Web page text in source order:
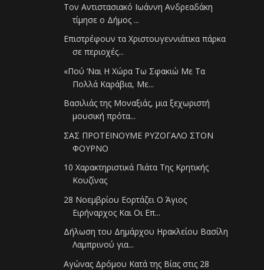
Τον Αντιστασιακό Ιωάννη Ανδρεαδάκη
τίμησε ο Δήμος ...
Επιστρέφουν τα Χριστουγεννιάτικα πάρκα
σε περιοχές...
«Πού ‘Ναι Η Χώρα Τω Σφακιώ Με Τα
Πολλά Καράβια, Με...
Βασιλιάς της Μοναξιάς, μια ξεχωριστή
μουσική πρότα...
ΣΑΣ ΠΡΟΤΕΙΝΟΥΜΕ ΡΥΖΟΓΑΛΟ ΣΤΟΝ
ΦΟΥΡΝΟ
10 Χαρακτηριστικά Πιάτα Της Κρητικής
Κουζίνας
28 Νοεμβρίου Εορτάζει Ο Άγιος
Ειρήναρχος Και Οι Επ...
Δήλωση του Δημάρχου Ηρακλείου Βασίλη
Λαμπρινού για...
Αγώνας Δρόμου Κατά της Βίας στις 28